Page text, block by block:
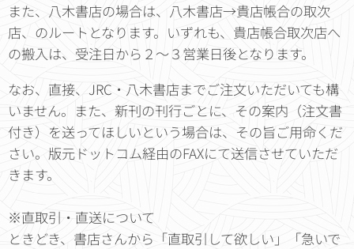
また、八木書店の場合は、八木書店→貴店帳合の取次
店、のルートとなります。いずれも、貴店帳合取次店へ
の搬入は、受注日から２～３営業日後となります。
なお、直接、JRC・八木書店までご注文いただいても構
いません。また、新刊の刊行ごとに、その案内（注文書
付き）を送ってほしいという場合は、その旨ご用命くだ
さい。版元ドットコム経由のFAXにて送信させていただ
きます。
※直取引・直送について
ときどき、書店さんから「直取引して欲しい」「急いで